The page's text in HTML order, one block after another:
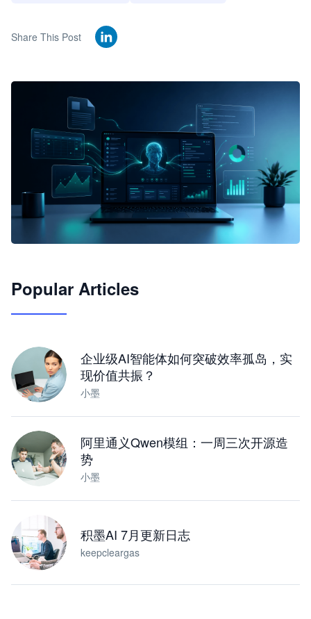
Share This Post
JimoClaw 桌面 AI Agent 工作台
Popular Articles
企业级AI智能体如何突破效率孤岛，实
现价值共振？
小墨
阿里通义Qwen模组：一周三次开源造
势
小墨
积墨AI 7月更新日志
keepcleargas